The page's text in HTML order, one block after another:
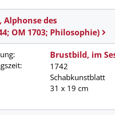
Alphonse des
OM 1703; Philosophie)
Brustbild, im
1742
Schabkunstblatt
31 x 19 cm